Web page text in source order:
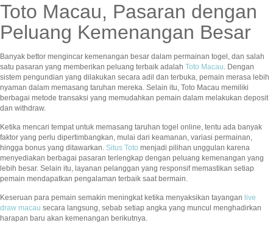
Toto Macau, Pasaran dengan
Peluang Kemenangan Besar
Banyak bettor mengincar kemenangan besar dalam permainan togel, dan salah
satu pasaran yang memberikan peluang terbaik adalah Toto Macau. Dengan
sistem pengundian yang dilakukan secara adil dan terbuka, pemain merasa lebih
nyaman dalam memasang taruhan mereka. Selain itu, Toto Macau memiliki
berbagai metode transaksi yang memudahkan pemain dalam melakukan deposit
dan withdraw.
Ketika mencari tempat untuk memasang taruhan togel online, tentu ada banyak
faktor yang perlu dipertimbangkan, mulai dari keamanan, variasi permainan,
hingga bonus yang ditawarkan. Situs Toto menjadi pilihan unggulan karena
menyediakan berbagai pasaran terlengkap dengan peluang kemenangan yang
lebih besar. Selain itu, layanan pelanggan yang responsif memastikan setiap
pemain mendapatkan pengalaman terbaik saat bermain.
Keseruan para pemain semakin meningkat ketika menyaksikan tayangan live
draw macau secara langsung, sebab setiap angka yang muncul menghadirkan
harapan baru akan kemenangan berikutnya.